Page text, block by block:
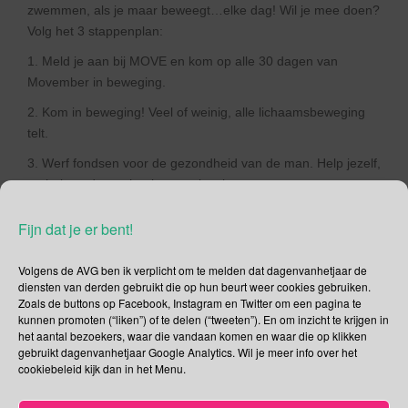
Fijn dat je er bent!
Volgens de AVG ben ik verplicht om te melden dat dagenvanhetjaar de
diensten van derden gebruikt die op hun beurt weer cookies gebruiken.
Zoals de buttons op Facebook, Instagram en Twitter om een pagina te
kunnen promoten (“liken”) of te delen (“tweeten”). En om inzicht te krijgen in
het aantal bezoekers, waar die vandaan komen en waar die op klikken
gebruikt dagenvanhetjaar Google Analytics. Wil je meer info over het
cookiebeleid kijk dan in het Menu.
zwemmen, als je maar beweegt…elke dag! Wil je mee doen?
Volg het 3 stappenplan:
1. Meld je aan bij MOVE en kom op alle 30 dagen van
Movember in beweging.
2. Kom in beweging! Veel of weinig, alle lichaamsbeweging
telt.
3. Werf fondsen voor de gezondheid van de man. Help jezelf,
en help anderen; het is een win-win.
“KWF Kankerbestrijding is dit jaar officieel begunstigde van
de MovemberNL-campagne. Van elke euro die binnenkomt,
wordt er 83% direct besteed aan de verbetering van de
gezondheid van de man. Van de overige 17 % wordt er 13%
besteed aan kosten voor de fondsenwerving en 4% aan
administratiekosten”.
(officiële tekst vanwww.kwf.nl)